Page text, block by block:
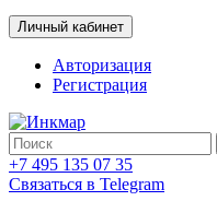
Личный кабинет
Авторизация
Регистрация
+7 495 135 07 35
Связаться в Telegram